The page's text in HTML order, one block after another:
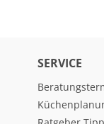
SERVICE